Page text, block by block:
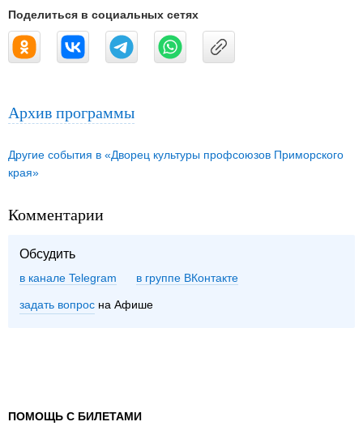
Поделиться в социальных сетях
Архив программы
Другие события в «Дворец культуры профсоюзов Приморского
края»
Комментарии
Обсудить
в канале Telegram группе ВКонтакте
задать вопрос на Афише
ПОМОЩЬ С БИЛЕТАМИ